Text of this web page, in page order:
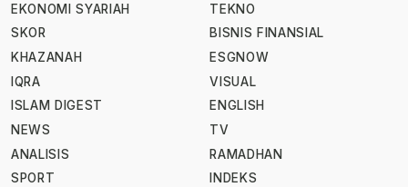
EKONOMI SYARIAH
SKOR
KHAZANAH
IQRA
ISLAM DIGEST
NEWS
ANALISIS
SPORT
TEKNO
BISNIS FINANSIAL
ESGNOW
VISUAL
ENGLISH
TV
RAMADHAN
INDEKS